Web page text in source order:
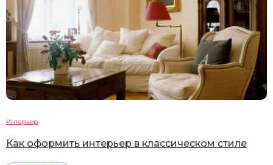
Интерьер
Как оформить интерьер в классическом стиле